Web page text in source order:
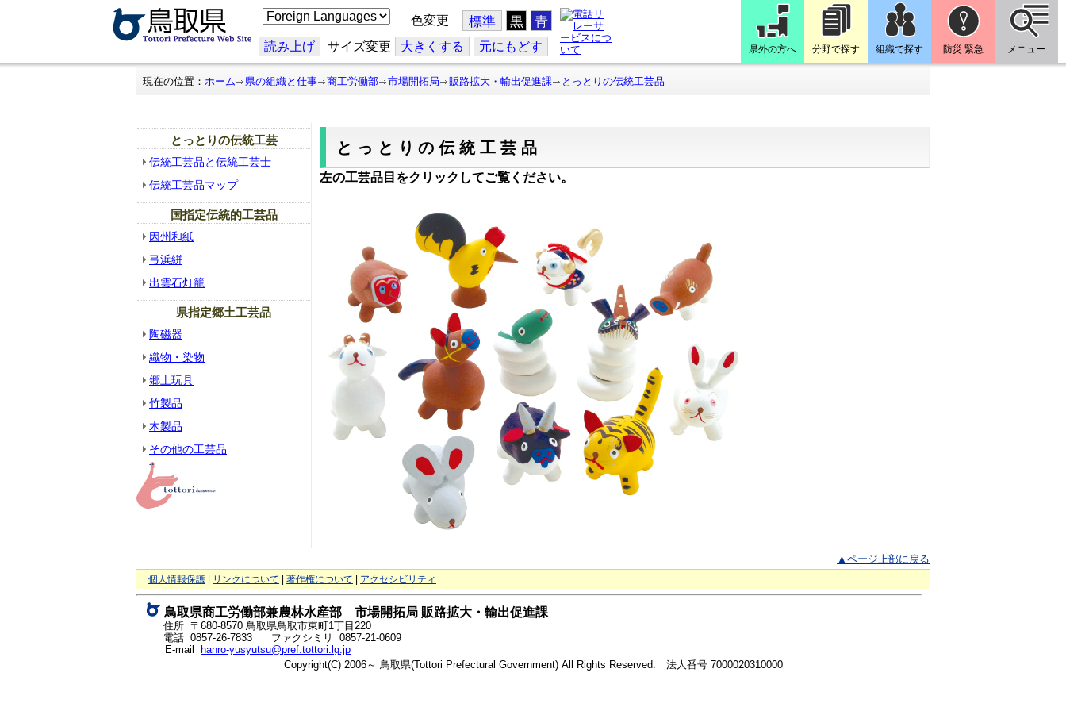
こ
の
ジ
を
翻
色変更 標準 黒 青
読み上げ サイズ変更 大きくする 元にもどす 県外の方へ 分野で探す 組織で探す 防災 緊急 メニュー
現在の位置： ホーム 県の組織と仕事 商工労働部 市場開拓局 販路拡大・輸出促進課 とっとりの伝統工芸品
とっとりの伝統工芸
伝統工芸品と伝統工芸士
伝統工芸品マップ
国指定伝統的工芸品
因州和紙
弓浜絣
出雲石灯籠
県指定郷土工芸品
陶磁器
織物・染物
郷土玩具
竹製品
木製品
その他の工芸品
とっとりの伝統工芸品
左の工芸品目をクリックしてご覧ください。
▲ページ上部に戻る
個人情報保護
と
り
ッ
ト
へ
の
リンクについて 著作権について アクセシビリティ
鳥取県商工労働部兼農林水産部 市場開拓局 販路拡大・輸出促進課
住所 〒680-8570 鳥取県鳥取市東町1丁目220
電話 0857-26-7833
ファクシミリ 0857-21-0609
E-mail
hanro-yusyutsu@pref.tottori.lg.jp
Copyright(C) 2006～ 鳥取県(Tottori Prefectural Government) All Rights Reserved. 法人番号 7000020310000